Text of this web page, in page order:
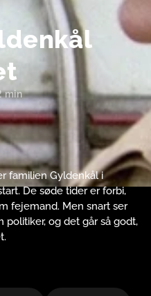
min
familien Gyldenkål i
De søde tider er forbi,
fejemand. Men snart ser
politiker, og det går så godt,